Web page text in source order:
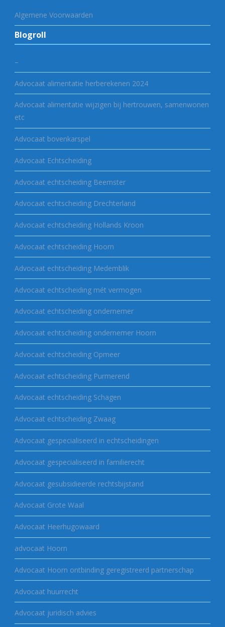
Algemene Voorwaarden
Blogroll
–
Advocaat alimentatie herberekenen 2024
Advocaat alimentatie wijzigen bij hertrouwen, samenwonen
etc
Advocaat bovenkarspel
Advocaat Echtscheiding
Advocaat echtscheiding Beemster
Advocaat echtscheiding Drechterland
Advocaat echtscheiding Hollands Kroon
Advocaat echtscheiding Hoorn
Advocaat echtscheiding Medemblik
Advocaat echtscheiding mét vermogen
Advocaat echtscheiding ondernemer
Advocaat echtscheiding ondernemer Hoorn
Advocaat echtscheiding Opmeer
Advocaat echtscheiding Purmerend
Advocaat echtscheiding Schagen
Advocaat echtscheiding Zwaag
Advocaat gespecialiseerd in echtscheidingen
Advocaat gespecialiseerd in familierecht
Advocaat gesubsidieerde rechtsbijstand
Advocaat Grote Waal
Advocaat Heerhugowaard
advocaat Hoorn
Advocaat Hoorn ontbinding geregistreerd partnerschap
Advocaat huurrecht
Advocaat juridisch advies